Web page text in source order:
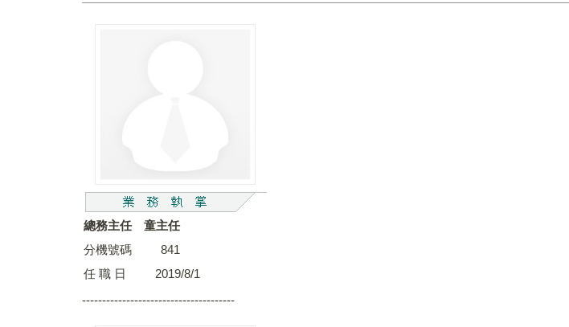
總務主任 童主任
分機號碼 841
任 職 日 2019/8/1
--------------------------------------